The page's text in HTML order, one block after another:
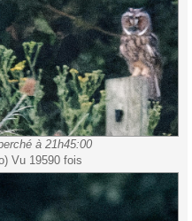
à 21h45:00
Vu 19590 fois